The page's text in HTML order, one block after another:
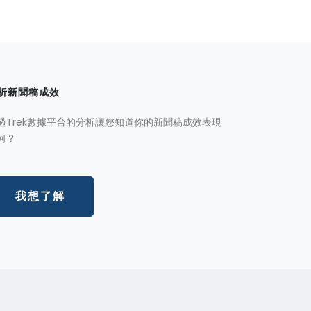
新聞稿成效
Trek數據平台的分析讓您知道你的新聞稿成效表現
？
我想了解